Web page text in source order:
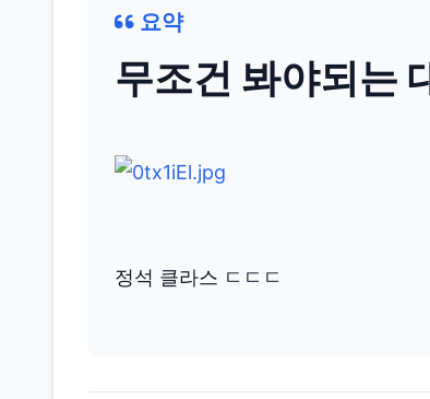
요약
무조건 봐야되는
정석 클라스 ㄷㄷㄷ